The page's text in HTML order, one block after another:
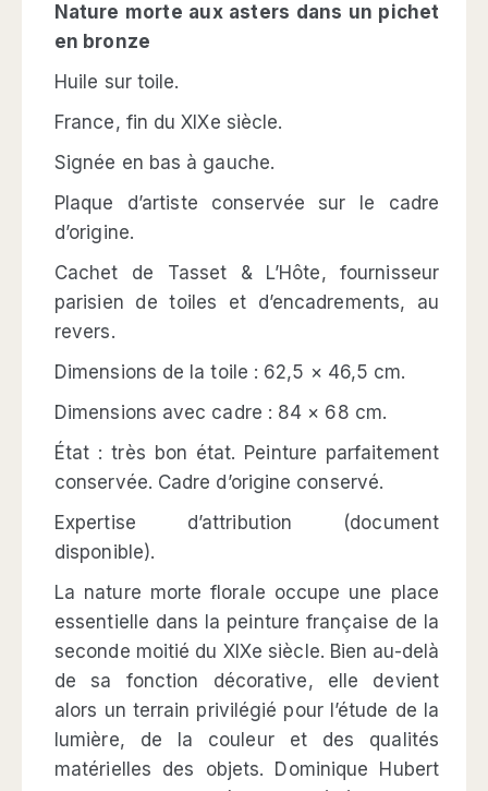
Nature morte aux asters dans un pichet
en bronze
Huile sur toile.
France, fin du XIXe siècle.
Signée en bas à gauche.
Plaque d’artiste conservée sur le cadre
d’origine.
Cachet de Tasset & L’Hôte, fournisseur
parisien de toiles et d’encadrements, au
revers.
Dimensions de la toile : 62,5 × 46,5 cm.
Dimensions avec cadre : 84 × 68 cm.
État : très bon état. Peinture parfaitement
conservée. Cadre d’origine conservé.
Expertise d’attribution (document
disponible).
La nature morte florale occupe une place
essentielle dans la peinture française de la
seconde moitié du XIXe siècle. Bien au-delà
de sa fonction décorative, elle devient
alors un terrain privilégié pour l’étude de la
lumière, de la couleur et des qualités
matérielles des objets. Dominique Hubert